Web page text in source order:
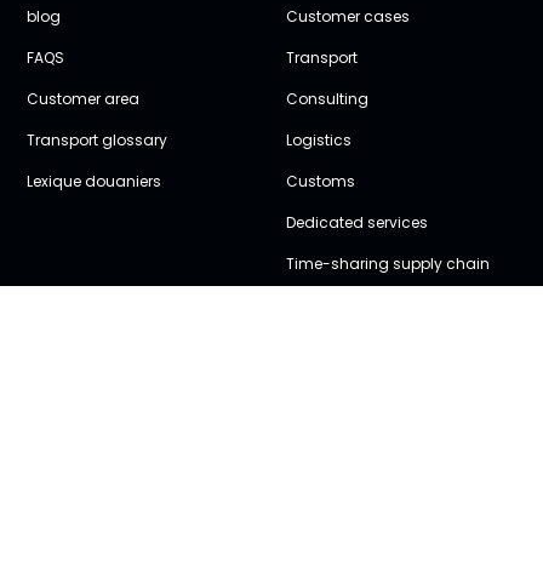
blog
FAQS
Customer area
Transport glossary
Lexique douaniers
Customer cases
Transport
Consulting
Logistics
Customs
Dedicated services
Time-sharing supply chain